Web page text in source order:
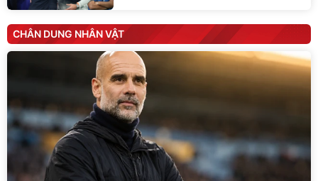
CHÂN DUNG NHÂN VẬT